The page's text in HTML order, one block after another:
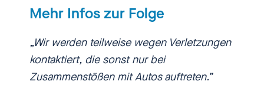
Ärztinnen und Ärzte auf Patienten
los, die nicht wissen, wie man
jemanden wiederbelebt. Aber wir
Mehr Infos zur Folge
„Wir werden teilweise wegen Verletzungen
kontaktiert, die sonst nur bei
Zusammenstößen mit Autos auftreten.”